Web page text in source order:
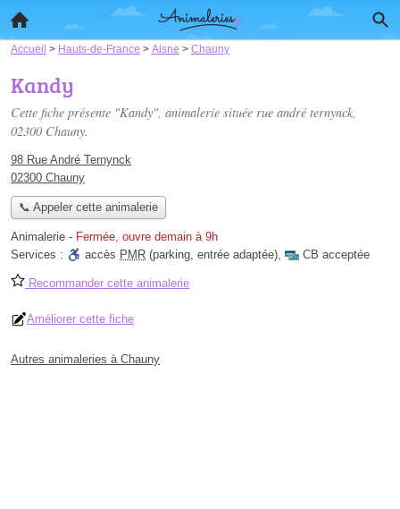
Accueil > Hauts-de-France > Aisne > Chauny
Kandy
Cette fiche présente "Kandy", animalerie située rue andré ternynck,
02300 Chauny.
98 Rue André Ternynck
02300 Chauny
📞 Appeler cette animalerie
Animalerie - Fermée, ouvre demain à 9h
Services :
accès PMR (parking, entrée adaptée), CB acceptée
Recommander cette animalerie
Améliorer cette fiche
Autres animaleries à Chauny